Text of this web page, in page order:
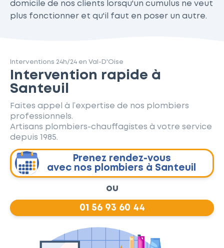
domicile de nos clients lorsqu'un cumulus ne veut
plus fonctionner et qu'il faut en poser un autre.
Interventions 24h/24 en Val-D'Oise
Intervention rapide à
Santeuil
Faites appel à l’expertise de nos plombiers
professionnels.
Artisans plombiers-chauffagistes à votre service
depuis 1985.
Prenez rendez-vous
avec nos plombiers à Santeuil
ou
01 56 93 60 44